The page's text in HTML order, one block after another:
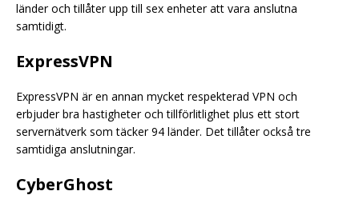
länder och tillåter upp till sex enheter att vara anslutna
samtidigt.
ExpressVPN
ExpressVPN är en annan mycket respekterad VPN och
erbjuder bra hastigheter och tillförlitlighet plus ett stort
servernätverk som täcker 94 länder. Det tillåter också tre
samtidiga anslutningar.
CyberGhost